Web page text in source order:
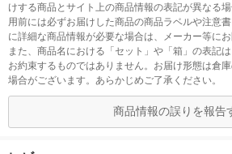
けする商品とサイト上の商品情報の表記が異なる
用前には必ずお届けした商品の商品ラベルや注意
に詳細な商品情報が必要な場合は、メーカー等にお
また、商品名における「セット」や「箱」の表記
お約束するものではありません。お届け形態は倉
場合がございます。あらかじめご了承ください。
商品情報の誤りを報告